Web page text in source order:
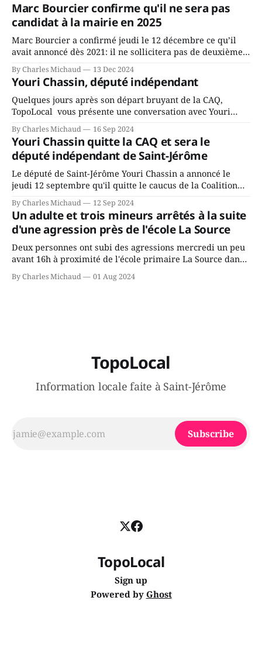
Marc Bourcier confirme qu'il ne sera pas
candidat à la mairie en 2025
Marc Bourcier a confirmé jeudi le 12 décembre ce qu’il
avait annoncé dès 2021: il ne sollicitera pas de deuxième
mandat à titre de maire de Saint-Jérôme. Bourcier en a
fait l’annonce en s’adressant aux employés de la ville,
rassemblés en soirée pour leur traditionnel souper
By Charles Michaud 13 Dec 2024
Youri Chassin, député indépendant
Quelques jours après son départ bruyant de la CAQ,
TopoLocal vous présente une conversation avec Youri
Chassin. Nous avons causé de sa décision. Y songeait-il
depuis longtemps? Sera-t-il candidat indépendant dans 2
ans? Joindrait-il un autre parti, par exemple les
conservateurs d’Éric Duhaime? Que lui
By Charles Michaud 16 Sep 2024
Youri Chassin quitte la CAQ et sera le
député indépendant de Saint-Jérôme
Le député de Saint-Jérôme Youri Chassin a annoncé le
jeudi 12 septembre qu'il quitte le caucus de la Coalition
Avenir Québec de François Legault parce qu'il est déçu du
gouvernement de la CAQ, surtout de son incapacité, qu'il
juge chronique, à offrir des
By Charles Michaud 12 Sep 2024
Un adulte et trois mineurs arrêtés à la suite
d'une agression près de l'école La Source
Deux personnes ont subi des agressions mercredi un peu
avant 16h à proximité de l'école primaire La Source dans
le secteur Bellefeuille de Saint-Jérôme. L'une de deux
victimes aurait été écrasée sous un véhicule et aspergée
By Charles Michaud 01 Aug 2024
TopoLocal
Information locale faite à Saint-Jérôme
Subscribe
TopoLocal
Sign up
Powered by Ghost